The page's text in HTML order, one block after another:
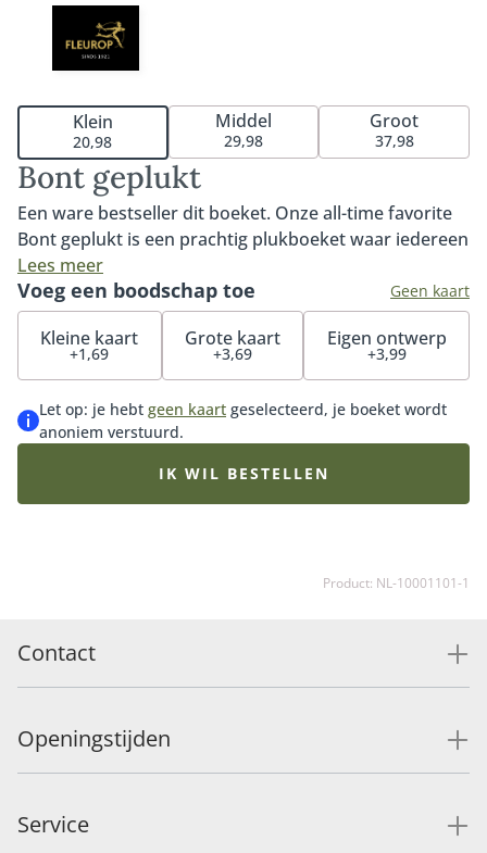
Bont geplukt
Een ware bestseller dit boeket. Onze all-time favorite
Bont geplukt is een prachtig plukboeket waar iedereen
blij van wordt. Bont geplukt kenmerkt zich door de
kleurrijke gerbera, mooie roos en de gele bolletjes
(craspedia). Het perfecte boeket om iemand mee te
verrassen, feliciteren of verwennen. Tip: bestel onze
Lees meer
Klein
20,98
Middel
29,98
Groot
37,98
Voeg een boodschap toe Geen kaart
Kleine kaart
+1,69
Grote kaart
+3,69
Eigen ontwerp
+3,99
Let op: je hebt geen kaart geselecteerd, je boeket wordt
anoniem verstuurd.
IK WIL BESTELLEN
Product: NL-10001101-1
Contact
Openingstijden
Service